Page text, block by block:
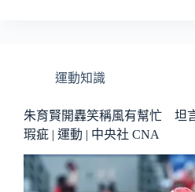
運動知識
朱育賢開轟笑稱風有幫忙 坦
瑕疵 | 運動 | 中央社 CNA